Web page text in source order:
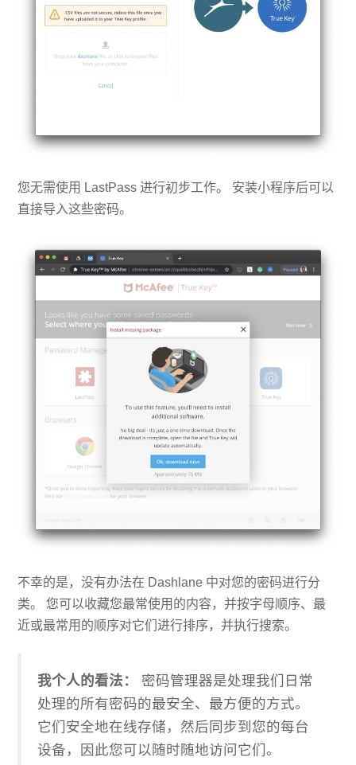
您无需使用 LastPass 进行初步工作。 安装小程序后可以
直接导入这些密码。
不幸的是，没有办法在 Dashlane 中对您的密码进行分
类。 您可以收藏您最常使用的内容，并按字母顺序、最
近或最常用的顺序对它们进行排序，并执行搜索。
我个人的看法： 密码管理器是处理我们日常
处理的所有密码的最安全、最方便的方式。
它们安全地在线存储，然后同步到您的每台
设备，因此您可以随时随地访问它们。